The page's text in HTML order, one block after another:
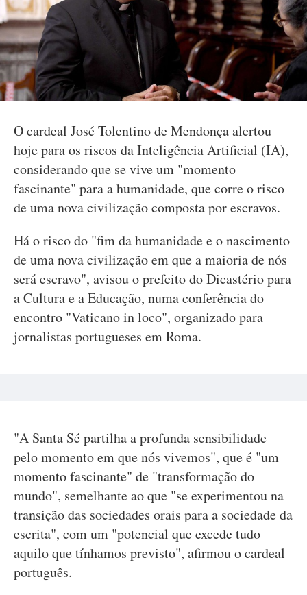
O cardeal José Tolentino de Mendonça alertou
hoje para os riscos da Inteligência Artificial (IA),
considerando que se vive um "momento
fascinante" para a humanidade, que corre o risco
de uma nova civilização composta por escravos.
Há o risco do "fim da humanidade e o nascimento
de uma nova civilização em que a maioria de nós
será escravo", avisou o prefeito do Dicastério para
a Cultura e a Educação, numa conferência do
encontro "Vaticano in loco", organizado para
jornalistas portugueses em Roma.
"A Santa Sé partilha a profunda sensibilidade
pelo momento em que nós vivemos", que é "um
momento fascinante" de "transformação do
mundo", semelhante ao que "se experimentou na
transição das sociedades orais para a sociedade da
escrita", com um "potencial que excede tudo
aquilo que tínhamos previsto", afirmou o cardeal
português.